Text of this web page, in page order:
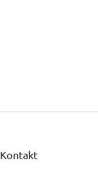
Kontakt